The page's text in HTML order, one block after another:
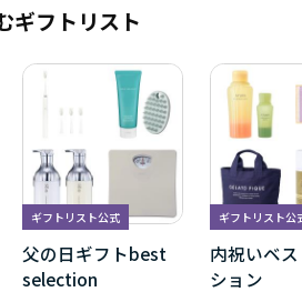
ギフトリスト
ギフトリスト公式
父の日ギフトbest
selection
ギフトリスト公
内祝いベ
ション